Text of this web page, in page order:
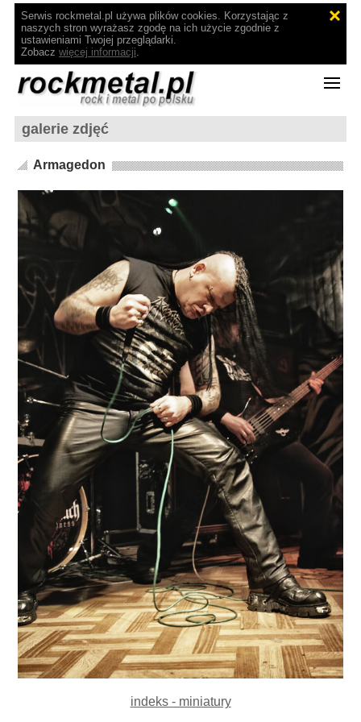
Serwis rockmetal.pl używa plików cookies. Korzystając z
naszych stron wyrażasz zgodę na ich użycie zgodnie z
ustawieniami Twojej przeglądarki.
Zobacz więcej informacji.
galerie zdjęć
Armagedon
indeks - miniatury